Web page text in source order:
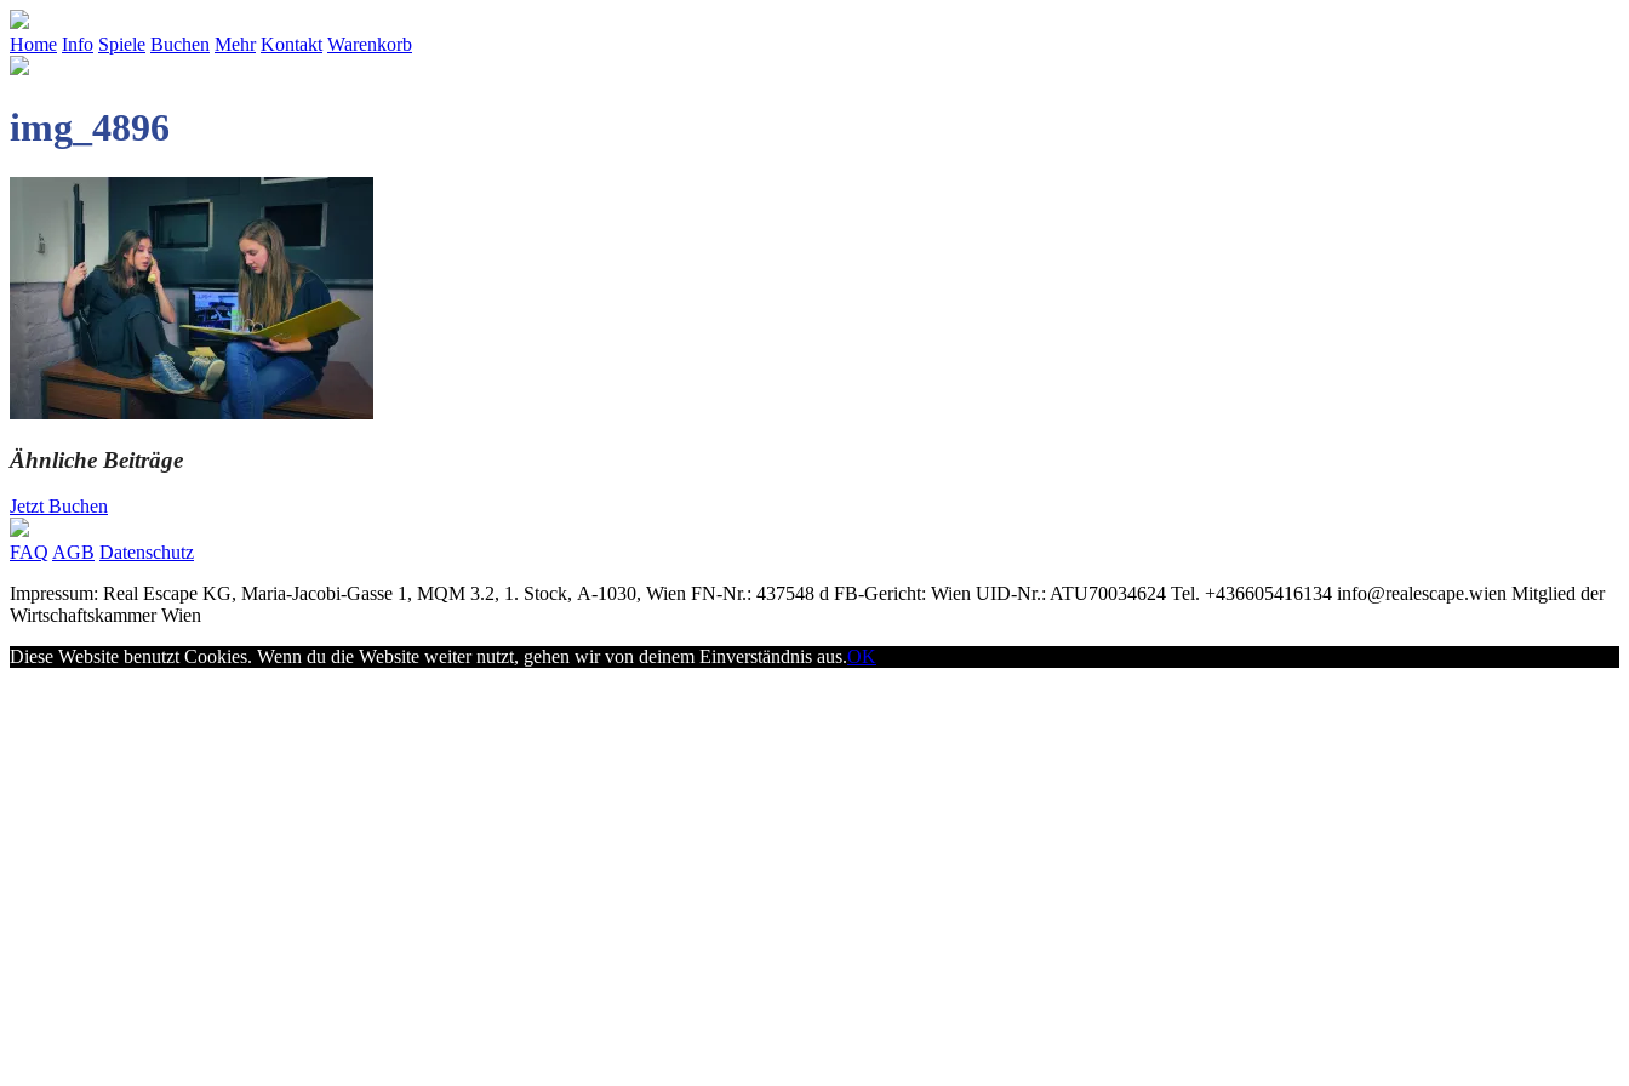
Home Info Spiele Buchen Mehr Kontakt Warenkorb
img_4896
Ähnliche Beiträge
Jetzt Buchen
FAQ AGB Datenschutz
Impressum: Real Escape KG, Maria-Jacobi-Gasse 1, MQM 3.2, 1. Stock, A-1030, Wien FN-Nr.: 437548 d FB-Gericht: Wien UID-Nr.: ATU70034624 Tel. +436605416134 info@realescape.wien Mitglied der
Wirtschaftskammer Wien
Diese Website benutzt Cookies. Wenn du die Website weiter nutzt, gehen wir von deinem Einverständnis aus.OK